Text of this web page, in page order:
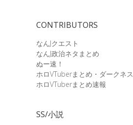
CONTRIBUTORS
なんJクエスト
なんJ政治ネタまとめ
ぬー速！
ホロVTuberまとめ・ダークネス
ホロVTuberまとめ速報
SS/小説